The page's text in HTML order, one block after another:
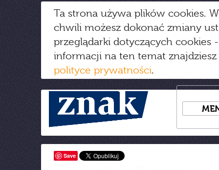
Ta strona używa plików cookies.
chwili możesz dokonać zmiany
przeglądarki dotyczących cookies
informacji na ten temat
polityce prywatności.
Save